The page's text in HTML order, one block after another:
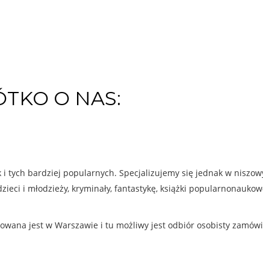
O NAS:
bardziej popularnych. Specjalizujemy się jednak w
i młodzieży, kryminały, fantastykę, książki
jest w Warszawie i tu możliwy jest odbiór osobisty